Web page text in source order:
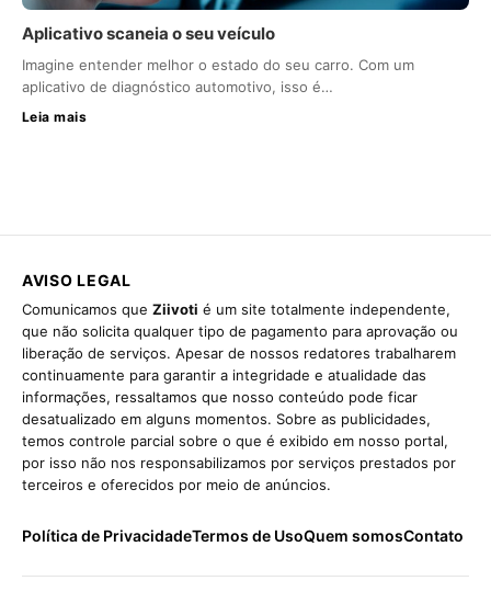
Aplicativo scaneia o seu veículo
Imagine entender melhor o estado do seu carro. Com um
aplicativo de diagnóstico automotivo, isso é…
Leia mais
AVISO LEGAL
Comunicamos que Ziivoti é um site totalmente independente,
que não solicita qualquer tipo de pagamento para aprovação ou
liberação de serviços. Apesar de nossos redatores trabalharem
continuamente para garantir a integridade e atualidade das
informações, ressaltamos que nosso conteúdo pode ficar
desatualizado em alguns momentos. Sobre as publicidades,
temos controle parcial sobre o que é exibido em nosso portal,
por isso não nos responsabilizamos por serviços prestados por
terceiros e oferecidos por meio de anúncios.
Política de PrivacidadeTermos de UsoQuem somosContato